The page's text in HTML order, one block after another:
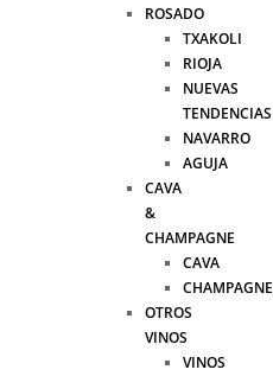
ROSADO
TXAKOLI
RIOJA
NUEVAS
TENDENCIAS
NAVARRO
AGUJA
CAVA
&
CHAMPAGNE
CAVA
CHAMPAGNE
OTROS
VINOS
VINOS